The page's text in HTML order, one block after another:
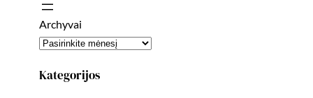
Archyvai
Kategorijos